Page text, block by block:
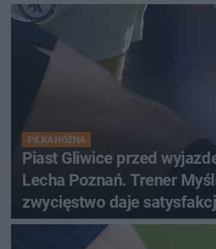
PIŁKA NOŻNA
Piast Gliwice przed
Lecha Poznań. Trener
zwycięstwo daje